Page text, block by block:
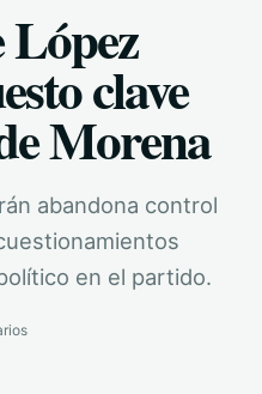
clave
Morena
abandona control
en el partido.